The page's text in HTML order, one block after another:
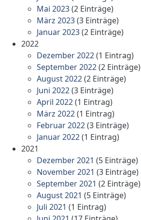
Mai 2023(2 Einträge)
März 2023(3 Einträge)
Januar 2023(2 Einträge)
2022
Dezember 2022(1 Eintrag)
September 2022(2 Einträge)
August 2022(2 Einträge)
Juni 2022(3 Einträge)
April 2022(1 Eintrag)
März 2022(1 Eintrag)
Februar 2022(3 Einträge)
Januar 2022(1 Eintrag)
2021
Dezember 2021 (5 Einträge)
November 2021 (3 Einträge)
September 2021 (2 Einträge)
August 2021 (5 Einträge)
Juli 2021 (1 Eintrag)